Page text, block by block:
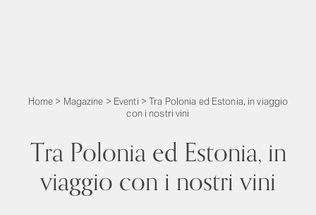
Home > Magazine > Eventi >Tra Polonia ed Estonia, in viaggio
con i nostri vini
Tra Polonia ed Estonia, in
viaggio con i nostri vini